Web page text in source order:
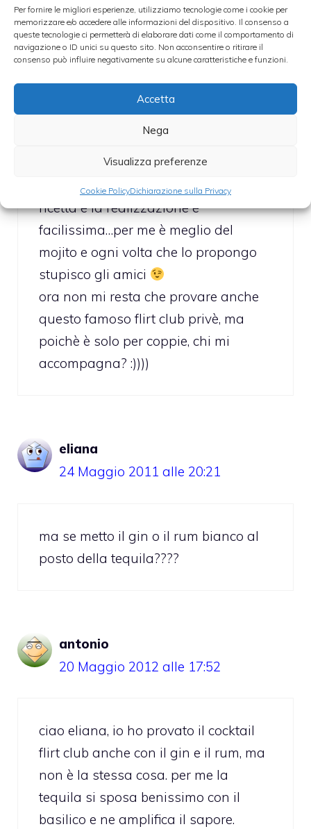
Per fornire le migliori esperienze, utilizziamo tecnologie come i cookie per
memorizzare e/o accedere alle informazioni del dispositivo. Il consenso a
queste tecnologie ci permetterà di elaborare dati come il comportamento di
navigazione o ID unici su questo sito. Non acconsentire o ritirare il
consenso può influire negativamente su alcune caratteristiche e funzioni.
Accetta
Nega
Visualizza preferenze
Cookie PolicyDichiarazione sulla Privacy
michele
12 Aprile 2011 alle 13:50
complimenti! ho provato il cocktail flirt
club e devo dire che è davvero molto
buono, fresco ed ha un gusto molto
particolare, ho seguito alla lettera la
ricetta e la realizzazione è
facilissima…per me è meglio del
mojito e ogni volta che lo propongo
stupisco gli amici
ora non mi resta che provare anche
questo famoso flirt club privè, ma
poichè è solo per coppie, chi mi
accompagna? :))))
eliana
24 Maggio 2011 alle 20:21
ma se metto il gin o il rum bianco al
posto della tequila????
antonio
20 Maggio 2012 alle 17:52
ciao eliana, io ho provato il cocktail
flirt club anche con il gin e il rum, ma
non è la stessa cosa. per me la
tequila si sposa benissimo con il
basilico e ne amplifica il sapore.